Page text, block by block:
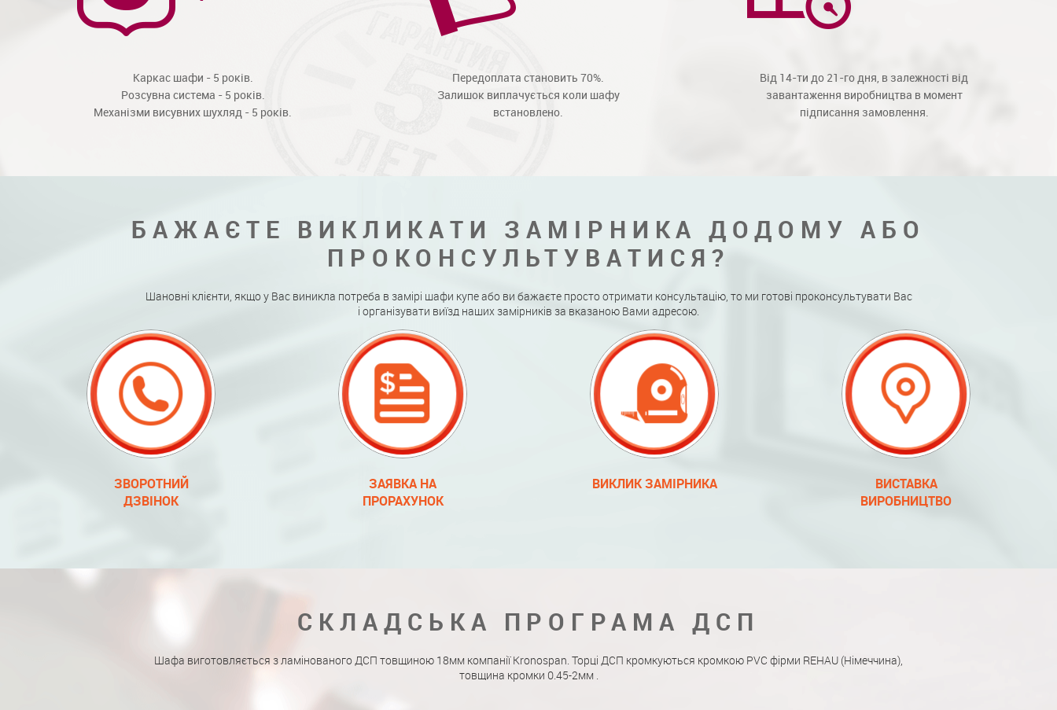
Каркас шафи - 5 років.
Розсувна система - 5 років.
Механізми висувних шухляд - 5 років.
Передоплата становить 70%.
Залишок виплачується коли шафу
встановлено.
Від 14-ти до 21-го дня, в залежності від
завантаження виробництва в момент
підписання замовлення.
БАЖАЄТЕ ВИКЛИКАТИ ЗАМІРНИКА ДОДОМУ АБО
ПРОКОНСУЛЬТУВАТИСЯ?
Шановні клієнти, якщо у Вас виникла потреба в замірі шафи купе або ви бажаєте просто отримати консультацію, то ми готові проконсультувати Вас
і організувати виїзд наших замірників за вказаною Вами адресою.
ЗВОРОТНИЙ
ДЗВІНОК
ЗАЯВКА НА
ПРОРАХУНОК
ВИКЛИК ЗАМІРНИКА
ВИСТАВКА
ВИРОБНИЦТВО
СКЛАДСЬКА ПРОГРАМА ДСП
Шафа виготовляється з ламінованого ДСП товщиною 18мм компанії Kronospan. Торці ДСП кромкуються кромкою PVC фірми REHAU (Німеччина),
товщина кромки 0.45-2мм .